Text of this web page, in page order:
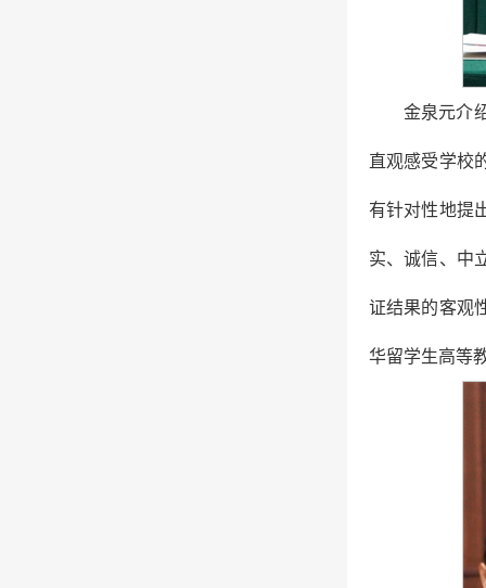
金泉元介
直观感受学校
有针对性地提
实、诚信、中
证结果的客观
华留学生高等